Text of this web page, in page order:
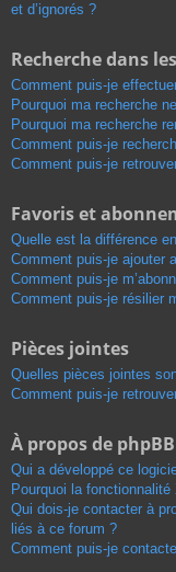
et d’ignorés ?
Recherche dans
Comment puis-je
Pourquoi ma recherche
Pourquoi ma recherche
Comment puis-je
Comment puis-je
Favoris et
Quelle est la différence
Comment puis-je ajouter
Comment puis-je
Comment puis-je résilier
Pièces jointes
Quelles pièces jointes
Comment puis-je
À propos de phpBB
Qui a développé ce
Pourquoi la
Qui dois-je contacter à
liés à ce forum ?
Comment puis-je